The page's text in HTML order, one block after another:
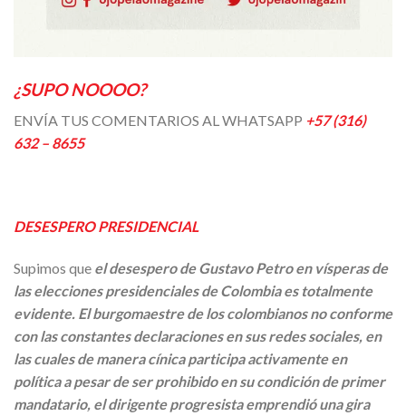
¿SUPO NOOOO?
ENVÍA TUS COMENTARIOS AL WHATSAPP +57 (316)
632 – 8655
DESESPERO PRESIDENCIAL
Supimos que el desespero de Gustavo Petro en vísperas de
las elecciones presidenciales de Colombia es totalmente
evidente. El burgomaestre de los colombianos no conforme
con las constantes declaraciones en sus redes sociales, en
las cuales de manera cínica participa activamente en
política a pesar de ser prohibido en su condición de primer
mandatario, el dirigente progresista emprendió una gira